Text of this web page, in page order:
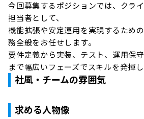
今回募集するポジションでは、クラ
担当者として、
機能拡張や安定運用を実現するため
務全般をお任せします。
要件定義から実装、テスト、運用保
まで幅広いフェーズでスキルを発揮し
社風・チームの雰囲気
求める人物像